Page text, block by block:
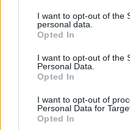
I want to opt-out of the
personal data.
Opted In
I want to opt-out of the
Personal Data.
Opted In
I want to opt-out of
Personal Data for
Opted In
Sagittario
Eccitabili e
cielo, evitate però di
aspetti che la Luna
Saturno, Nettuno e